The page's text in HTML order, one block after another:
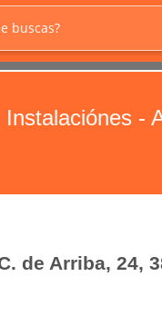
buscas?
-
de Arriba, 24,